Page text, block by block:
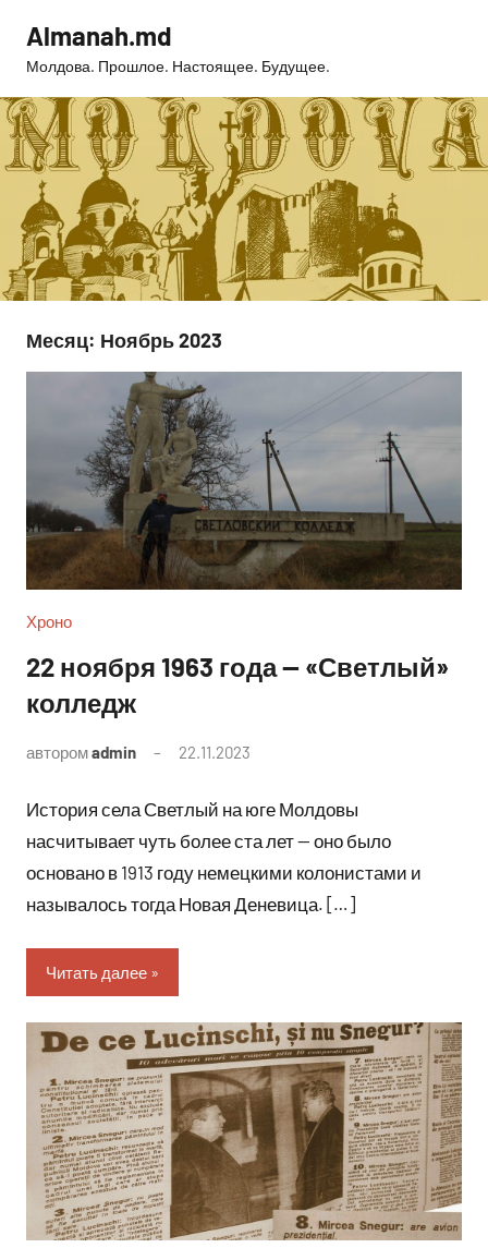
содержимому
Almanah.md
Молдова. Прошлое. Настоящее. Будущее.
Месяц: Ноябрь 2023
Хроно
22 ноября 1963 года — «Светлый»
колледж
авторомadmin 22.11.2023
История села Светлый на юге Молдовы
насчитывает чуть более ста лет — оно было
основано в 1913 году немецкими колонистами и
называлось тогда Новая Деневица. […]
Читать далее